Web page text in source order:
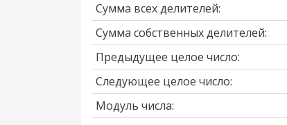
Сумма всех делителей:
Сумма собственных делителей:
Предыдущее целое число:
Следующее целое число:
Модуль числа: